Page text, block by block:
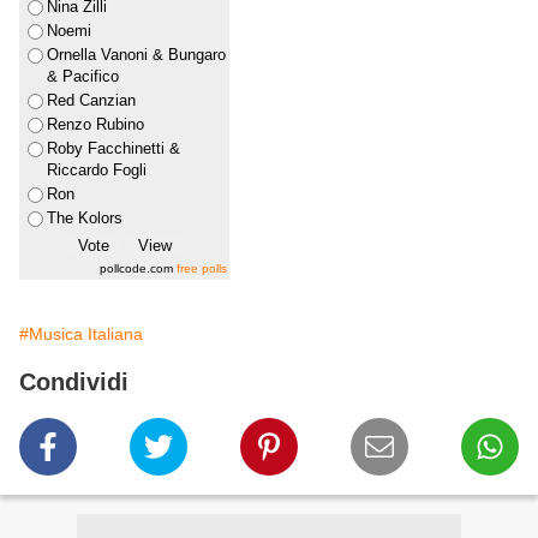
Nina Zilli
Noemi
Ornella Vanoni & Bungaro
& Pacifico
Red Canzian
Renzo Rubino
Roby Facchinetti &
Riccardo Fogli
Ron
The Kolors
pollcode.com free polls
#Musica Italiana
Condividi